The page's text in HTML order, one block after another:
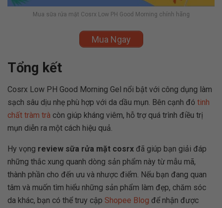
Mua sữa rửa mặt Cosrx Low PH Good Morning chính hãng
Mua Ngay
Tổng kết
Cosrx Low PH Good Morning Gel nổi bật với công dụng làm
sạch sâu dịu nhẹ phù hợp với da dầu mụn. Bên cạnh đó tinh
chất tràm trà còn giúp kháng viêm, hỗ trợ quá trình điều trị
mụn diễn ra một cách hiệu quả.
Hy vọng review sữa rửa mặt cosrx đã giúp bạn giải đáp
những thắc xung quanh dòng sản phẩm này từ mẫu mã,
thành phần cho đến ưu và nhược điểm. Nếu bạn đang quan
tâm và muốn tìm hiểu những sản phẩm làm đẹp, chăm sóc
da khác, bạn có thể truy cập Shopee Blog để nhận được